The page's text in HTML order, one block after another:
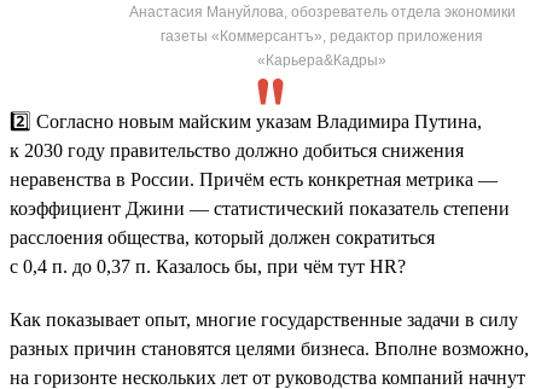
Анастасия Мануйлова, обозреватель отдела экономики
газеты «Коммерсантъ», редактор приложения
«Карьера&Кадры»
2️⃣ Согласно новым майским указам Владимира Путина,
к 2030 году правительство должно добиться снижения
неравенства в России. Причём есть конкретная метрика —
коэффициент Джини — статистический показатель степени
расслоения общества, который должен сократиться
с 0,4 п. до 0,37 п. Казалось бы, при чём тут HR?
Как показывает опыт, многие государственные задачи в силу
разных причин становятся целями бизнеса. Вполне возможно,
на горизонте нескольких лет от руководства компаний начнут